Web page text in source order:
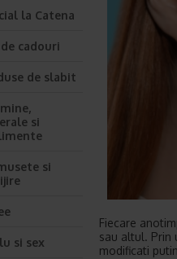
Fiecare
sau altul. Prin
modificati
la Catena
cadouri
de slabit
si
si
si sex